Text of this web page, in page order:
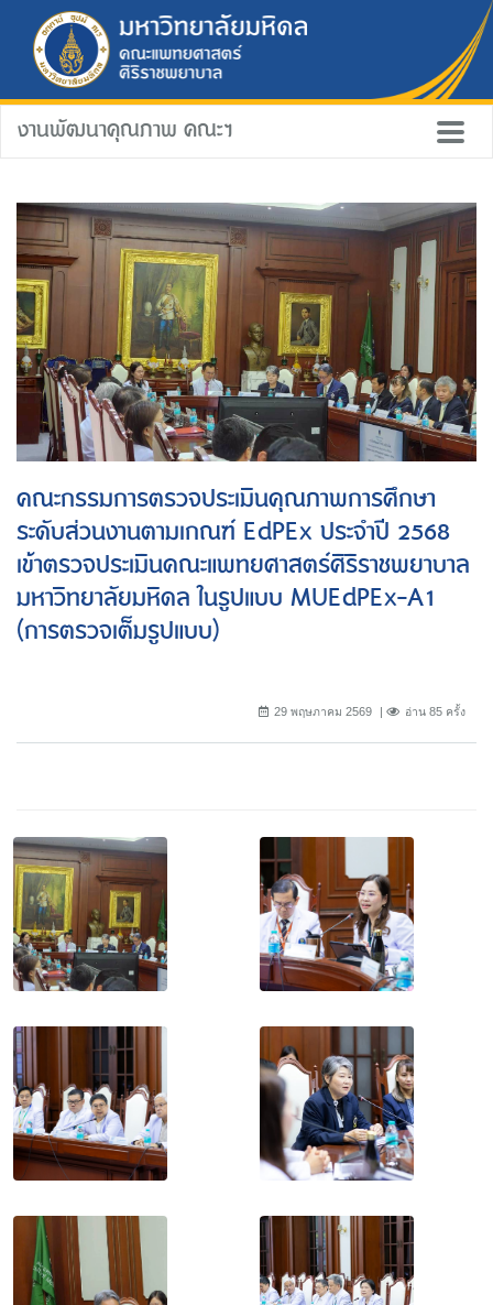
งานพัฒนาคุณภาพ คณะฯ
คณะกรรมการตรวจประเมินคุณภาพการศึกษา
ระดับส่วนงานตามเกณฑ์ EdPEx ประจำปี 2568
เข้าตรวจประเมินคณะแพทยศาสตร์ศิริราชพยาบาล
มหาวิทยาลัยมหิดล ในรูปแบบ MUEdPEx-A1
(การตรวจเต็มรูปแบบ)
29 พฤษภาคม 2569 อ่าน 85 ครั้ง